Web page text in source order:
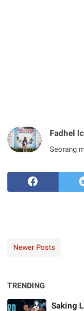
Fadhel
Seorang
Newer Posts
TRENDING
Saking